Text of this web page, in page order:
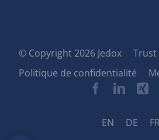
© Copyright 2026 Jedox
Trust
Politique de confidentialité
EN DE FR